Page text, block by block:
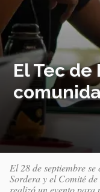
El Tec
El 28 de septiembre
Sordera y el Comité
realizó un evento para